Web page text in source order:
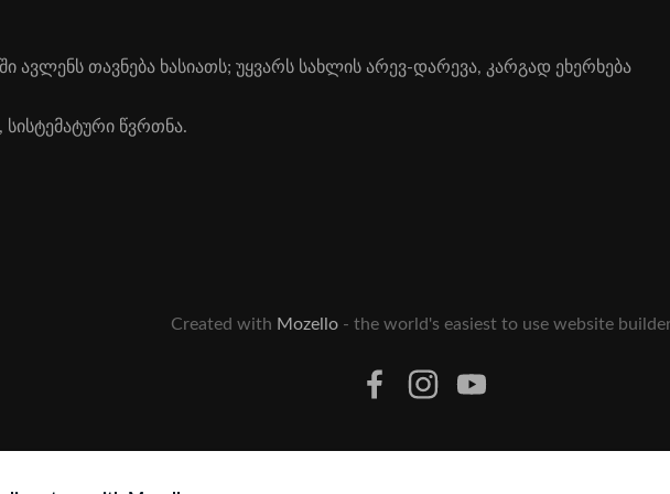
ავლენს თავნება ხასიათს; უყ­ვარს სახ­ლის არევ­-და­რე­ვა, კარ­გად ეხერ­ხე­ბა
სის­ტე­მა­ტუ­რი წვრთნა.
Created with Mozello - the world's easiest to use website